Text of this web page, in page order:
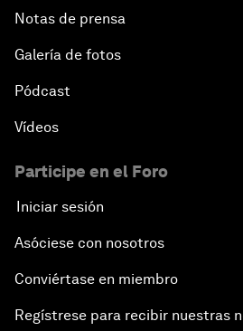
Notas de prensa
Galería de fotos
Pódcast
Vídeos
Participe en el Foro
Iniciar sesión
Asóciese con nosotros
Conviértase en miembro
Regístrese para recibir nuestras